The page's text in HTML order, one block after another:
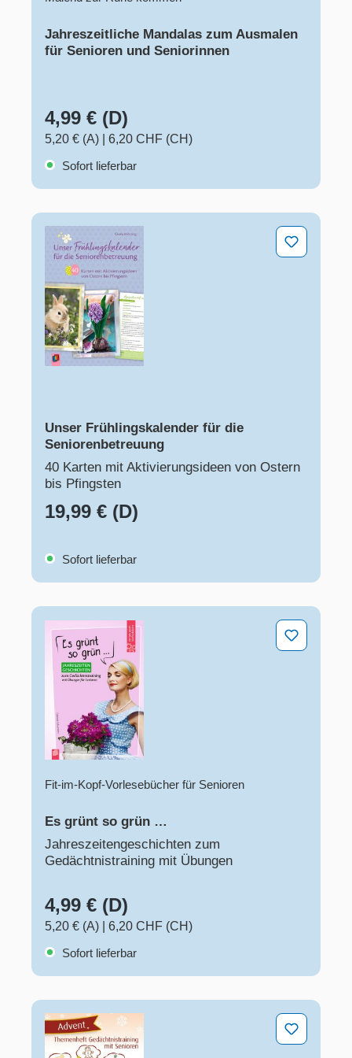
Jahreszeitliche Mandalas zum Ausmalen
für Senioren und Seniorinnen
4,99 € (D)
5,20 € (A)
6,20 CHF (CH)
Sofort lieferbar
Unser Frühlingskalender für die Seniorenbetreuung
Unser Frühlingskalender für die
Seniorenbetreuung
40 Karten mit Aktivierungsideen von Ostern
bis Pfingsten
19,99 € (D)
Sofort lieferbar
Es grünt so grün …
Fit-im-Kopf-Vorlesebücher für Senioren
Es grünt so grün …
Jahreszeitengeschichten zum
Gedächtnistraining mit Übungen
4,99 € (D)
5,20 € (A)
6,20 CHF (CH)
Sofort lieferbar
Advent